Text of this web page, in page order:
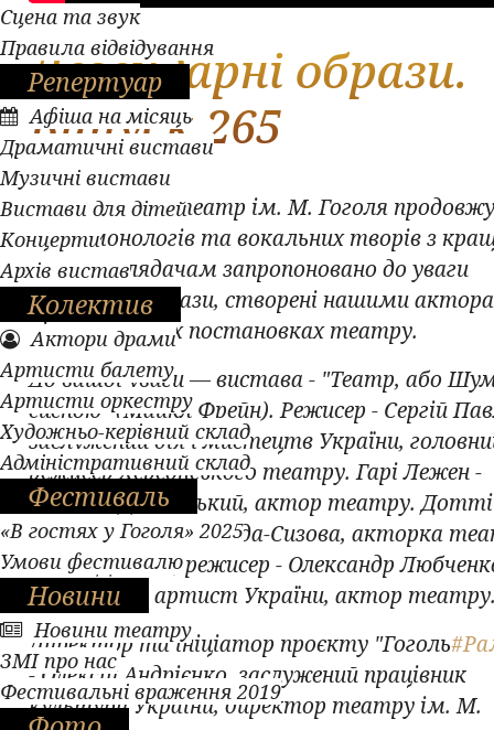
Сцена та звук
Правила відвідування
Репертуар
Афіша на місяць
Драматичні вистави
Музичні вистави
Вистави для дітей
Концерти
Архів вистав
Колектив
Актори драми
Артисти балету
Артисти оркестру
Художньо-керівний склад
Адміністративний склад
Фестиваль
«В гостях у Гоголя» 2025
Умови фестивалю
Новини
Новини театру
ЗМІ про нас
Фестивальні враження 2019
Легендарні образи.
Випуск 265
Полтавський театр ім. М. Гоголя
серію монологів та вокальних творів з
вистав. Глядачам запропоновано до уваги
легендарні образи, створені нашими
різножанрових постановках театру.
До вашої уваги — вистава - "Театр, або
сценою" (Майкл Фрейн). Режисер - Сергій
заслужений діяч мистецтв України,
режисер Херсонського театру. Гарі Лежен -
Максим Дашевський, актор театру. Дотті
Отлі - Наталія Магда-Сизова, акторка
Ллойд Даллас, режисер - Олександр
заслужений артист України, актор
Директор та ініціатор проєкту "Гоголь
- Олексій Андрієнко, заслужений працівник
культури України, директор театру ім. М.